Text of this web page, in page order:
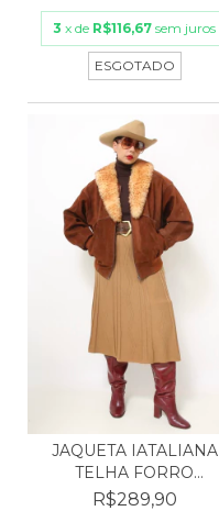
3 x de R$116,67 sem juros
ESGOTADO
JAQUETA IATALIANA
TELHA FORRO
ESTAMPADO...
R$289,90